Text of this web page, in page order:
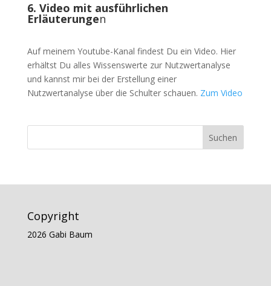
6. Video mit ausführlichen
Erläuterungen
Auf meinem Youtube-Kanal findest Du ein Video. Hier
erhältst Du alles Wissenswerte zur Nutzwertanalyse
und kannst mir bei der Erstellung einer
Nutzwertanalyse über die Schulter schauen. Zum Video
Copyright
2026 Gabi Baum